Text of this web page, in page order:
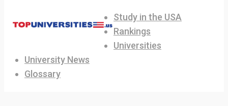
Study in the USA
Rankings
Universities
University News
Glossary